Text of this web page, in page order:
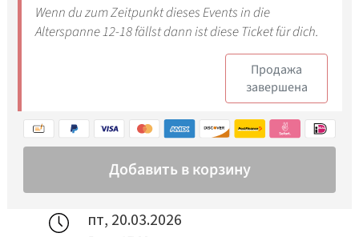
пт, 20.03.2026